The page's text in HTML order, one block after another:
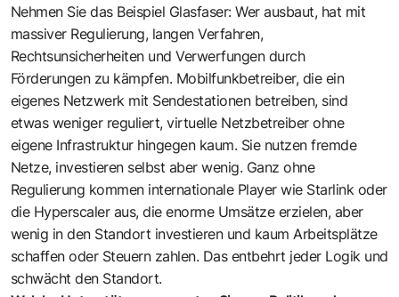
Nehmen Sie das Beispiel Glasfaser: Wer ausbaut, hat mit
massiver Regulierung, langen Verfahren,
Rechtsunsicherheiten und Verwerfungen durch
Förderungen zu kämpfen. Mobilfunkbetreiber, die ein
eigenes Netzwerk mit Sendestationen betreiben, sind
etwas weniger reguliert, virtuelle Netzbetreiber ohne
eigene Infrastruktur hingegen kaum. Sie nutzen fremde
Netze, investieren selbst aber wenig. Ganz ohne
Regulierung kommen internationale Player wie Starlink oder
die Hyperscaler aus, die enorme Umsätze erzielen, aber
wenig in den Standort investieren und kaum Arbeitsplätze
schaffen oder Steuern zahlen. Das entbehrt jeder ­Logik und
schwächt den Standort.